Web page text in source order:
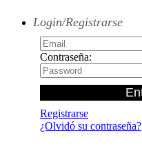
Login/Registrarse
Contraseña:
Registrarse
¿Olvidó su contraseña?